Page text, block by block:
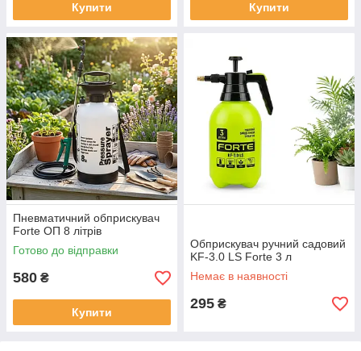
Купити Купити
Пневматичний обприскувач
Forte ОП 8 літрів
Готово до відправки
580 ₴
Купити
Обприскувач ручний садовий
KF-3.0 LS Forte 3 л
Немає в наявності
295 ₴